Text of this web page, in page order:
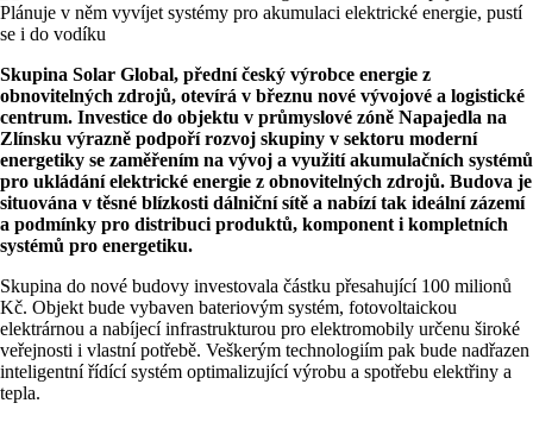
Skupina Solar Global, přední český výrobce energie z
obnovitelných zdrojů, otevírá v březnu nové vývojové a logistické
centrum. Investice do objektu v průmyslové zóně Napajedla na
Zlínsku výrazně podpoří rozvoj skupiny v sektoru moderní
energetiky se zaměřením na vývoj a využití akumulačních systémů
pro ukládání elektrické energie z obnovitelných zdrojů. Budova je
situována v těsné blízkosti dálniční sítě a nabízí tak ideální zázemí
a podmínky pro distribuci produktů, komponent i kompletních
systémů pro energetiku.
Skupina do nové budovy investovala částku přesahující 100 milionů
Kč. Objekt bude vybaven bateriovým systém, fotovoltaickou
elektrárnou a nabíjecí infrastrukturou pro elektromobily určenu široké
veřejnosti i vlastní potřebě. Veškerým technologiím pak bude nadřazen
inteligentní řídící systém optimalizující výrobu a spotřebu elektřiny a
tepla.